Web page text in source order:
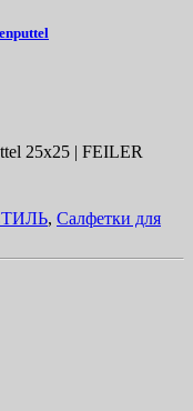
25х25 | FEILER
, Салфетки для